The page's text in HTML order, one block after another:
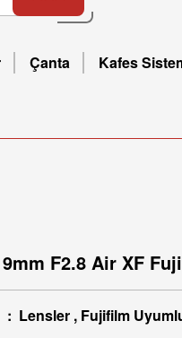
Çanta Kafes
F2.8 Air XF
Lensler , Fujifilm